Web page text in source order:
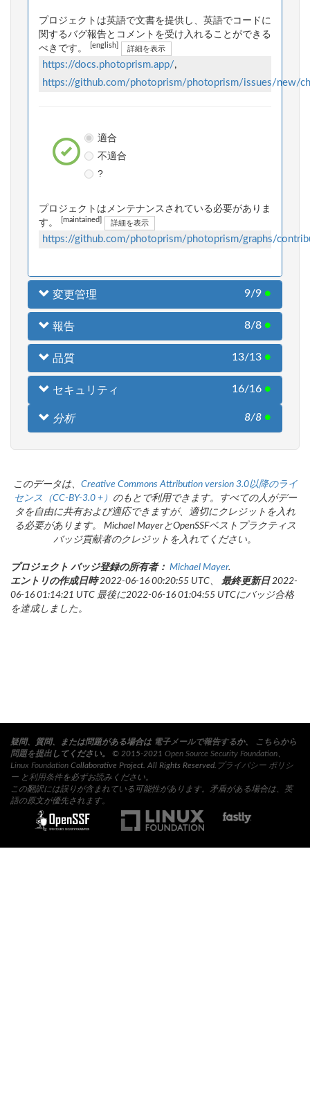
プロジェクトは英語で文書を提供し、英語でコードに
関するバグ報告とコメントを受け入れることができる
べきです。
[english] 詳細を表示
https://docs.photoprism.app/,
https://github.com/photoprism/photoprism/issues/new/
適合
不適合
?
プロジェクトはメンテナンスされている必要がありま
す。
[maintained] 詳細を表示
https://github.com/photoprism/photoprism/graphs/
変更管理 9/9 ●
報告 8/8 ●
品質 13/13 ●
セキュリティ 16/16 ●
分析 8/8 ●
このデータは、 Creative Commons Attribution version 3.0以降のライ
センス（CC-BY-3.0 +）
のもとで利用できます。すべての人がデー
タを自由に共有および適応できますが、適切にクレジットを入れ
る必要があります。 Michael MayerとOpenSSFベストプラクティス
バッジ貢献者のクレジットを入れてください。
プロジェクト バッジ登録の所有者： Michael Mayer.
エントリの作成日時2022-06-16 00:20:55 UTC、 最終更新日2022-
06-16 01:14:21 UTC 最後に2022-06-16 01:04:55 UTCにバッジ合格
を達成しました。
疑問、質問、または問題がある場合は 電子メールで報告するか、
こちらから
問題を提出 してください。 © 2015-2021 Open Source Security Foundation
Linux Foundation Collaborative Project. All Rights Reserved. プライバシー ポリシ
ー と利用条件を必ずお読みください。
この翻訳には誤りが含まれている可能性があります。矛盾がある場合は、英
語の原文が優先されます。